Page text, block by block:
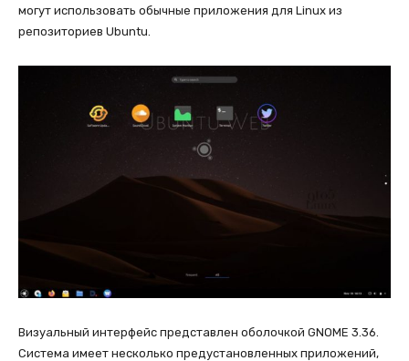
могут использовать обычные приложения для Linux из
репозиториев Ubuntu.
Визуальный интерфейс представлен оболочкой GNOME 3.36.
Система имеет несколько предустановленных приложений,